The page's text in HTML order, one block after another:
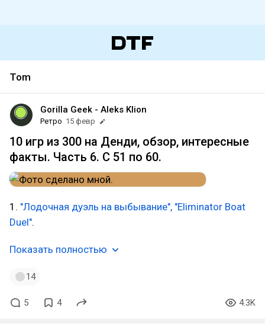
Tom
Gorilla Geek - Aleks Klion
Ретро 15 февр
10 игр из 300 на Денди, обзор, интересные
факты. Часть 6. С 51 по 60.
1. "Лодочная дуэль на выбывание", "Eliminator Boat
Duel".
Показать полностью
14
5 4 4.3K